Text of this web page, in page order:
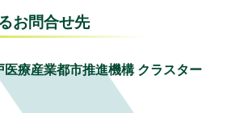
お問合せ先
医療産業都市推進機構 クラスター